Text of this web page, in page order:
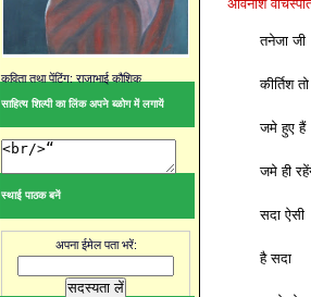
कविता तथा पेंटिंग: राजाभाई कौशिक
साहित्य शिल्पी का लिंक अपने ब्ळोग में लगायें
स्थाई पाठक बनें
अपना ईमेल पता भरें:
अविनाश
तनेजा जी
कीर्तिश तो
जमे हुए हैं
जमे ही
सदा ऐसी
है सदा